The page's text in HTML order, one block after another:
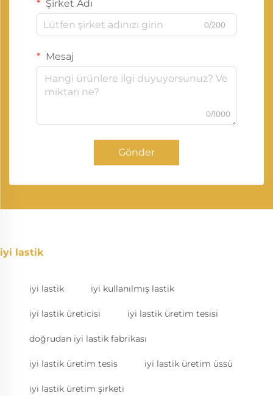
Şirket Adı
0/200
Mesaj
0/1000
Gönder
iyi lastik
iyi lastik iyi kullanılmış lastik
iyi lastik üreticisi iyi lastik üretim tesisi
doğrudan iyi lastik fabrikası
iyi lastik üretim tesis iyi lastik üretim üssü
iyi lastik üretim şirketi